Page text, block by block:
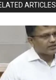
ARTICLES